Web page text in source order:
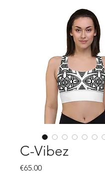
C-Vibez
€65.00Price